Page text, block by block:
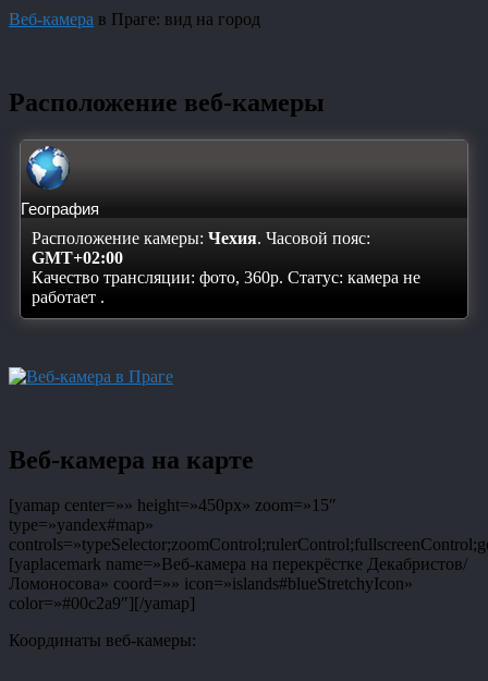
Веб-камера в Праге: вид на город
Расположение веб-камеры
География
Расположение камеры: Чехия. Часовой пояс:
GMT+02:00
Качество трансляции: фото, 360p. Статус: камера не
работает .
Веб-камера на карте
[yamap center=»» height=»450px» zoom=»15″
type=»yandex#map»
[yaplacemark name=»Веб-камера на перекрёстке Декабристов/
Ломоносова» coord=»» icon=»islands#blueStretchyIcon»
color=»#00c2a9″][/yamap]
Координаты веб-камеры: